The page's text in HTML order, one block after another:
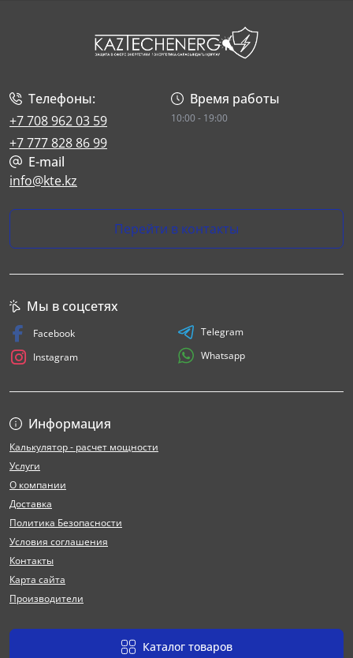
Телефоны:
+7 708 962 03 59
+7 777 828 86 99
Время работы
10:00 - 19:00
E-mail
info@kte.kz
Перейти в контакты
Информация
Калькулятор - расчет мощности
Услуги
О компании
Доставка
Политика Безопасности
Условия соглашения
Контакты
Карта сайта
Производители
Каталог товаров
Мы в соцсетях
Facebook
Instagram
Telegram
Whatsapp